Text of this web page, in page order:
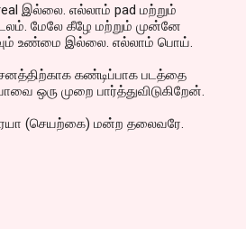
இல்லை. எல்லாம் pad மற்றும்
மேலே கீழே மற்றும் முன்னே
உண்மை இல்லை. எல்லாம் பொய்.
கண்டிப்பாக படத்தை
ஒரு முறை பார்த்துவிடுகிறேன்.
(செயற்கை) மன்ற தலைவரே.